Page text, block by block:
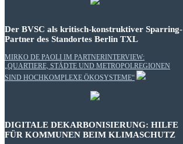
Der BVSC als kritisch-konstruktiver Sparring-
Partner des Standortes Berlin TXL
MIRKO DE PAOLI IM PARTNERINTERVIEW:
„QUARTIERE, STÄDTE UND METROPOLREGIONEN
SIND HOCHKOMPLEXE ÖKOSYSTEME“
DIGITALE DEKARBONISIERUNG: HILFE
FÜR KOMMUNEN BEIM KLIMASCHUTZ